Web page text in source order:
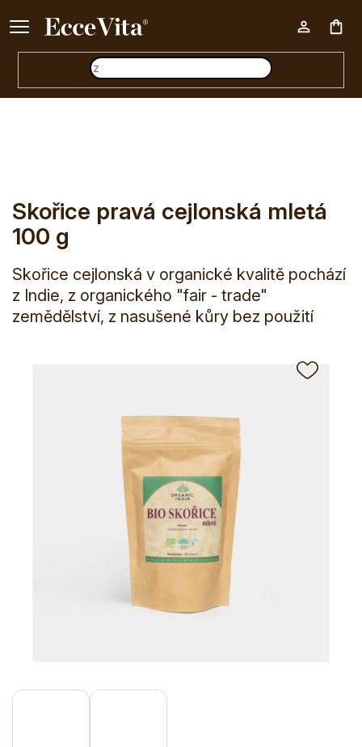
Ke každému nákupu nad 500 Kč dárek zdarma 📦
E-shop Potraviny Organické koření Skořice Skořice
Skořice pravá cejlonská mletá
100 g
Skořice cejlonská v organické kvalitě pochází
z Indie, z organického "fair - trade"
zemědělství, z nasušené kůry bez použití